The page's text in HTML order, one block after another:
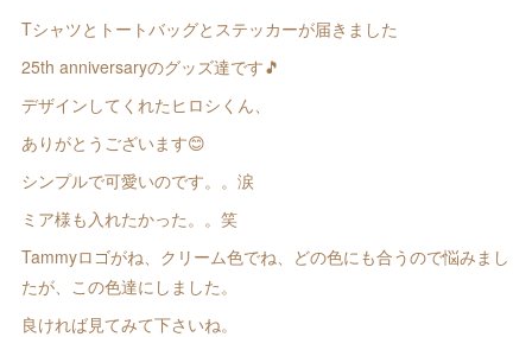
Tシャツとトートバッグとステッカーが届きました
25th anniversaryのグッズ達です🎵
デザインしてくれたヒロシくん、
ありがとうございます😊
シンプルで可愛いのです。。涙
ミア様も入れたかった。。笑
Tammyロゴがね、クリーム色でね、どの色にも合うので悩みまし
たが、この色達にしました。
良ければ見てみて下さいね。